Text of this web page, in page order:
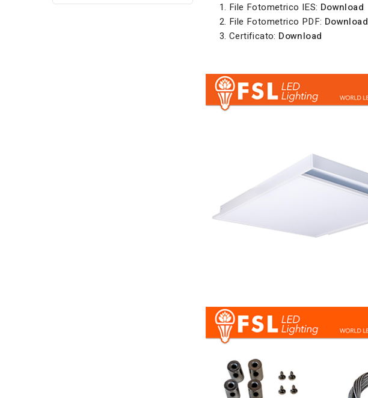
File Fotometrico IES: Download
File Fotometrico PDF: Download
Certificato: Download